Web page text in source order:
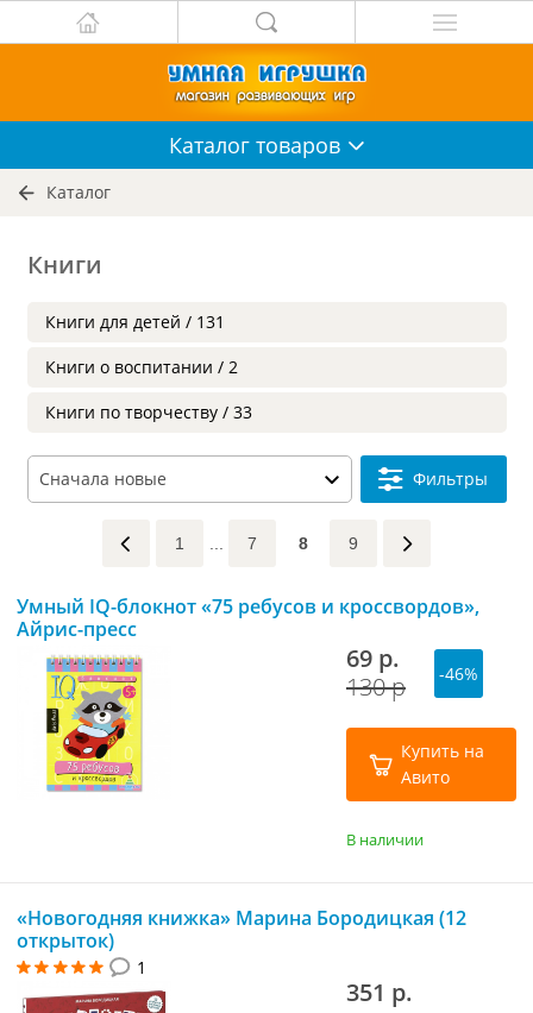
Каталог товаров
Каталог
Книги
Книги для детей / 131
Книги о воспитании / 2
Книги по творчеству / 33
Фильтры
1 7 8 9
Умный IQ-блокнот «75 ребусов и кроссвордов»,
Айрис-пресс
69 р.
130 р
-46%
Купить на
Авито
В наличии
«Новогодняя книжка» Марина Бородицкая (12
открыток)
1
351 р.